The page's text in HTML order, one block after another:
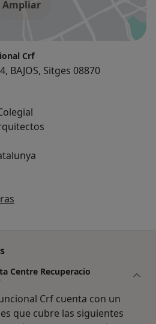
Ampliar
Crf
BAJOS, Sitges 08870
Centre Recuperacio
Crf cuenta con un
que cubre las siguientes